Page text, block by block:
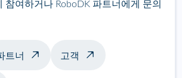
참여하거나 RoboDK 파트너에게 문의
트너 고객